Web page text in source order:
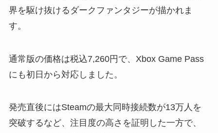
界を駆け抜けるダークファンタジーが描かれま
す。
通常版の価格は税込7,260円で、Xbox Game Pass
にも初日から対応しました。
発売直後にはSteamの最大同時接続数が13万人を
突破するなど、注目度の高さを証明した一方で、